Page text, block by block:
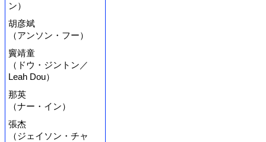
ン）
胡彦斌
（アンソン・フー）
竇靖童
（ドウ・ジントン／
Leah Dou）
那英
（ナー・イン）
張杰
（ジェイソン・チャ